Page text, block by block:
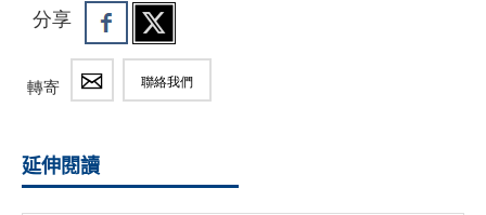
分享
轉寄 聯絡我們
延伸閱讀